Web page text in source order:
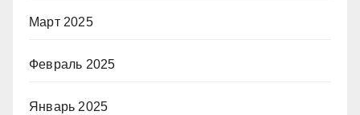
Март 2025
Февраль 2025
Январь 2025